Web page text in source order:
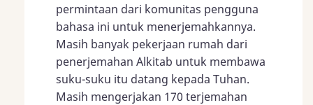
permintaan dari komunitas pengguna
bahasa ini untuk menerjemahkannya.
Masih banyak pekerjaan rumah dari
penerjemahan Alkitab untuk membawa
suku-suku itu datang kepada Tuhan.
Masih mengerjakan 170 terjemahan